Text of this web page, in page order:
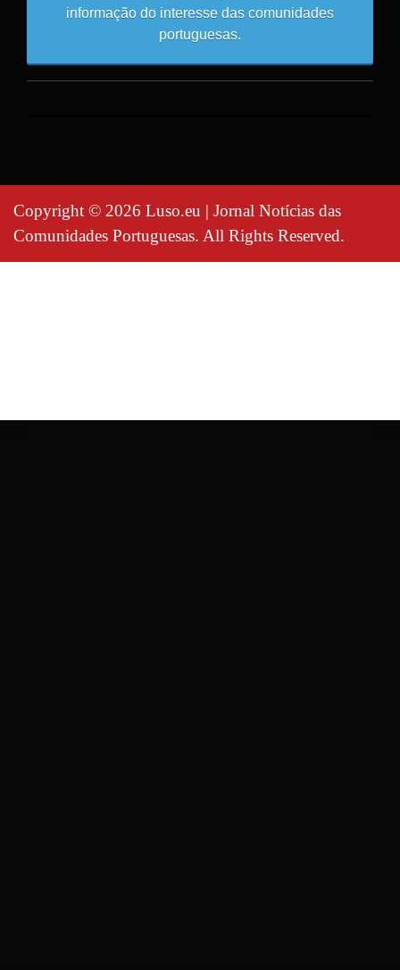
informação do interesse das comunidades
portuguesas.
Copyright © 2026 Luso.eu | Jornal Notícias das
Comunidades Portuguesas. All Rights Reserved.